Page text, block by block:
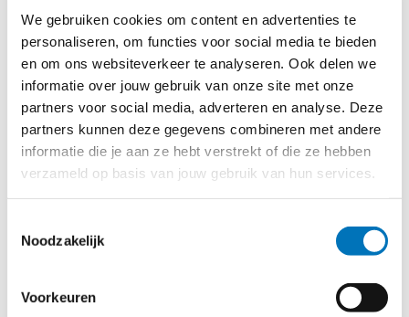
We gebruiken cookies om content en advertenties te
personaliseren, om functies voor social media te bieden
en om ons websiteverkeer te analyseren. Ook delen we
informatie over jouw gebruik van onze site met onze
partners voor social media, adverteren en analyse. Deze
partners kunnen deze gegevens combineren met andere
informatie die je aan ze hebt verstrekt of die ze hebben
verzameld op basis van jouw gebruik van hun services.
Noodzakelijk
Voorkeuren
waar
Gasten verwachten vandaag de dag dat service snel,
digitaal en soepel is. Van reserveren via je website tot
betalen met een QR-code: het hoort bij hun dagelijkse
gewoontes. Als jouw zaak dit faciliteert, voelt de gast
zich begrepen en bediend zoals hij dat wil. Dit leidt direct
Sluit aan op digitale gewoontes van gasten